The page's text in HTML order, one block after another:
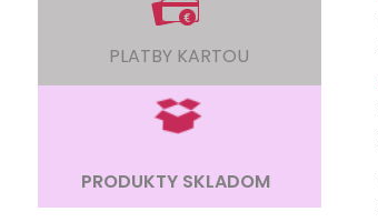
PLATBY KARTOU
PRODUKTY SKLADOM